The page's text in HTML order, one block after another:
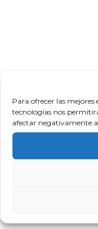
Para ofrecer las
tecnologías nos
afectar negativamente